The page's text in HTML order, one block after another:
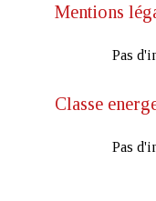
Mentions
Pas
Classe
Pas